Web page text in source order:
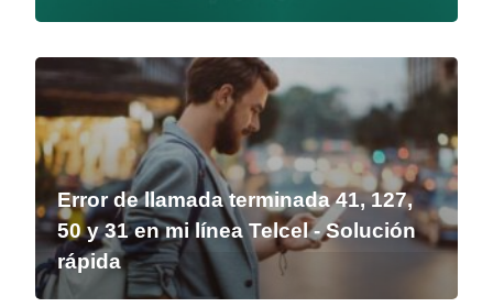
Error de llamada terminada 41, 127,
50 y 31 en mi línea Telcel - Solución
rápida